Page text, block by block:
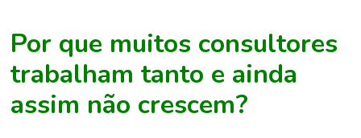
Por que muitos consultores
trabalham tanto e ainda
assim não crescem?